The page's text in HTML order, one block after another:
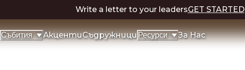
Write a letter to your leadersGET STARTED
Събития АкцентиСъдружници Ресурси За Нас